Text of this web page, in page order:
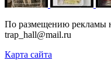
По размещению рекламы
trap_hall@mail.ru
Карта сайта